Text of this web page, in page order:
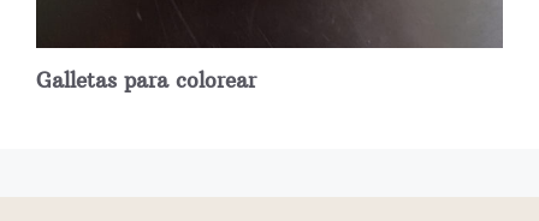
Galletas para colorear